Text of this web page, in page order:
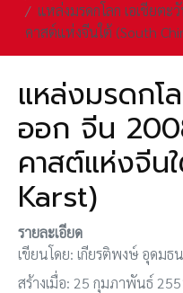
แหล่งมรดกโลก เอเชียต
คาสต์แห่งจีนใต้ (South
แหล่งมรดกโ
ออก จีน
คาสต์แห่งจีน
Karst)
รายละเอียด
เขียนโดย: เกียรติพงษ์ อุดมธ
สร้างเมื่อ: 25 กุมภาพันธ์